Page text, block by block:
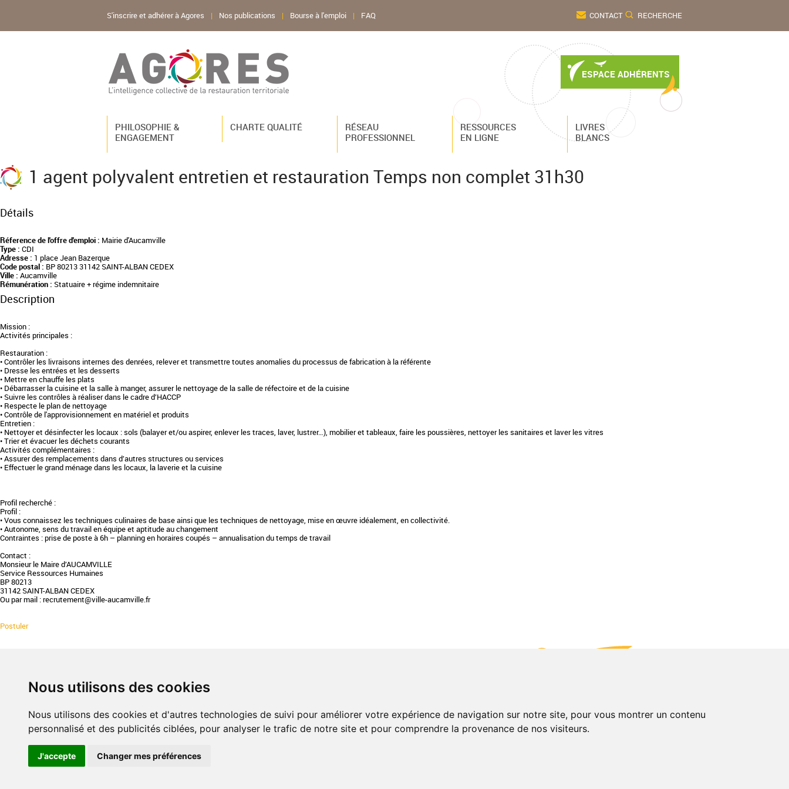
Nous utilisons des cookies
Nous utilisons des cookies et d'autres technologies de suivi pour améliorer votre expérience de navigation sur notre site, pour vous montrer un contenu
personnalisé et des publicités ciblées, pour analyser le trafic de notre site et pour comprendre la provenance de nos visiteurs.
J'accepte Changer mes préférences
S'inscrire et adhérer à Agores | Nos publications | Bourse à l'emploi | FAQ CONTACT RECHERCHE
ESPACE ADHÉRENTS
PHILOSOPHIE &
ENGAGEMENT
CHARTE QUALITÉ
RÉSEAU
PROFESSIONNEL
RESSOURCES
EN LIGNE
LIVRES
BLANCS
1 agent polyvalent entretien et restauration Temps non complet 31h30
Détails
Réference de l'offre d'emploi : Mairie d'Aucamville
Type : CDI
Adresse : 1 place Jean Bazerque
Code postal : BP 80213 31142 SAINT-ALBAN CEDEX
Ville : Aucamville
Rémunération : Statuaire + régime indemnitaire
Description
Mission :
Activités principales :
Restauration :
• Contrôler les livraisons internes des denrées, relever et transmettre toutes anomalies du processus de fabrication à la référente
• Dresse les entrées et les desserts
• Mettre en chauffe les plats
• Débarrasser la cuisine et la salle à manger, assurer le nettoyage de la salle de réfectoire et de la cuisine
• Suivre les contrôles à réaliser dans le cadre d’HACCP
• Respecte le plan de nettoyage
• Contrôle de l'approvisionnement en matériel et produits
Entretien :
• Nettoyer et désinfecter les locaux : sols (balayer et/ou aspirer, enlever les traces, laver, lustrer…), mobilier et tableaux, faire les poussières, nettoyer les sanitaires et laver les vitres
• Trier et évacuer les déchets courants
Activités complémentaires :
• Assurer des remplacements dans d’autres structures ou services
• Effectuer le grand ménage dans les locaux, la laverie et la cuisine
Profil recherché :
Profil :
• Vous connaissez les techniques culinaires de base ainsi que les techniques de nettoyage, mise en œuvre idéalement, en collectivité.
• Autonome, sens du travail en équipe et aptitude au changement
Contraintes : prise de poste à 6h – planning en horaires coupés – annualisation du temps de travail
Contact :
Monsieur le Maire d’AUCAMVILLE
Service Ressources Humaines
BP 80213
31142 SAINT-ALBAN CEDEX
Ou par mail : recrutement@ville-aucamville.fr
Postuler
Valeurs
Professionnalisation
Expertise
Responsabilité
Dates clés
Evaluer votre politique restauration
Collectivités signataires
LIVRES BLANCS
ESPACE ADHÉRENTS